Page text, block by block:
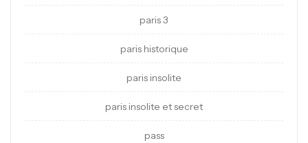
paris 3
paris historique
paris insolite
paris insolite et secret
pass